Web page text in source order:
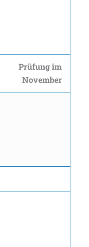
Prüfung im
November